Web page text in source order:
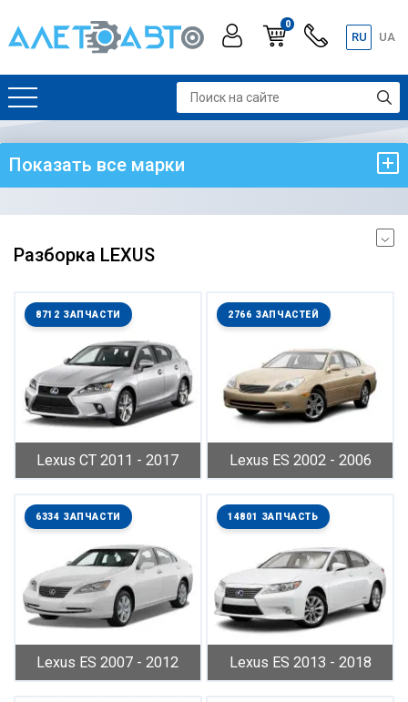
0
RU UA
Показать все марки
Разборка LEXUS
Lexus CT 2011 - 2017
8712 ЗАПЧАСТИ
Lexus ES 2002 - 2006
2766 ЗАПЧАСТЕЙ
Lexus ES 2007 - 2012
6334 ЗАПЧАСТИ
Lexus ES 2013 - 2018
14801 ЗАПЧАСТЬ